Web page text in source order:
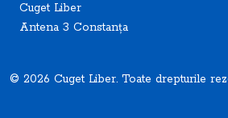
Cuget Liber
Antena 3 Constanța
© 2026 Cuget Liber. Toate drepturile